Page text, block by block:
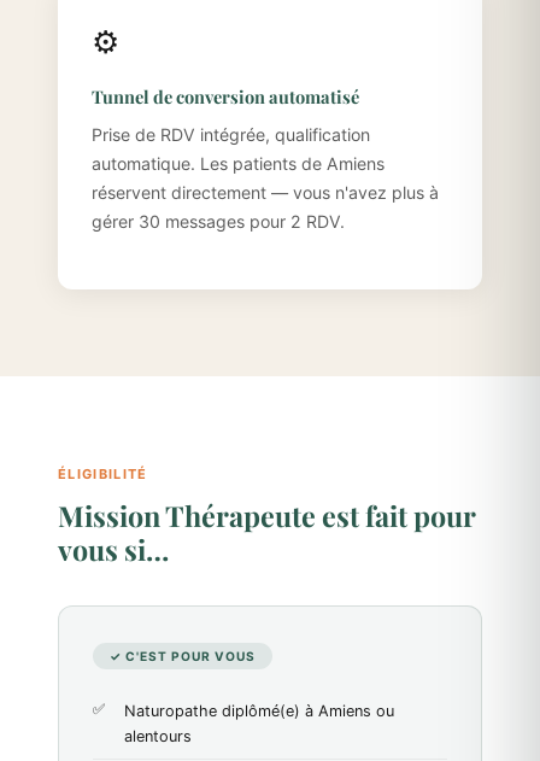
⚙️
Tunnel de conversion automatisé
Prise de RDV intégrée, qualification
automatique. Les patients de Amiens
réservent directement — vous n'avez plus à
gérer 30 messages pour 2 RDV.
ÉLIGIBILITÉ
Mission Thérapeute est fait pour
vous si…
✓ C'EST POUR VOUS
Naturopathe diplômé(e) à Amiens ou
alentours